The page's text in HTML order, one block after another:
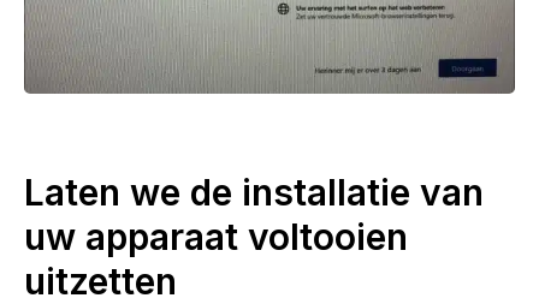
Laten we de installatie van
uw apparaat voltooien
uitzetten